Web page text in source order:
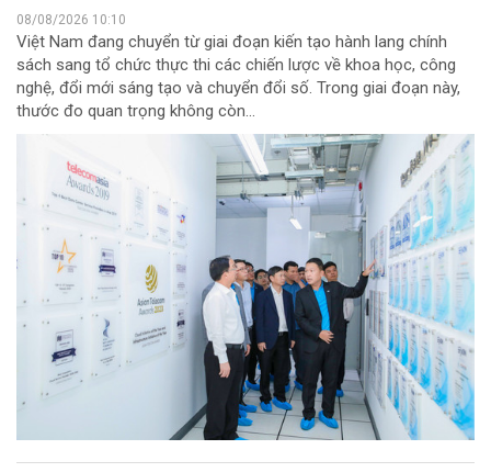
08/08/2026 10:10
Việt Nam đang chuyển từ giai đoạn kiến tạo hành lang chính
sách sang tổ chức thực thi các chiến lược về khoa học, công
nghệ, đổi mới sáng tạo và chuyển đổi số. Trong giai đoạn này,
thước đo quan trọng không còn...